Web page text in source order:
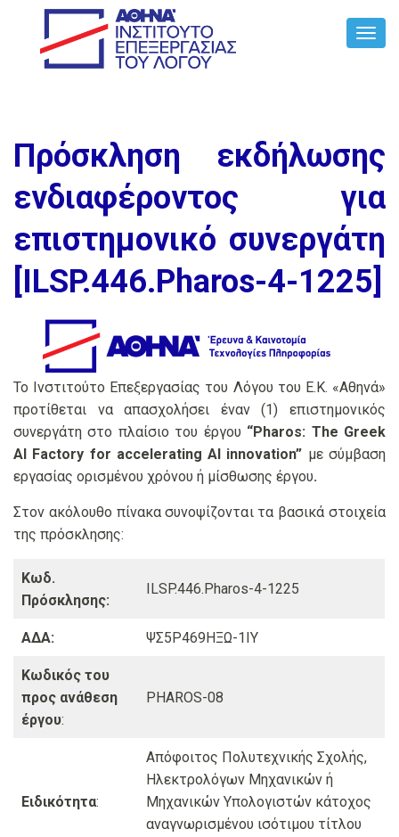
Πρόσκληση εκδήλωσης
ενδιαφέροντος για
επιστημονικό συνεργάτη
[ILSP.446.Pharos-4-1225]
Το Ινστιτούτο Επεξεργασίας του Λόγου του Ε.Κ. «Αθηνά»
προτίθεται να απασχολήσει έναν (1) επιστημονικός
συνεργάτη στο πλαίσιο του έργου “Pharos: The Greek
AI Factory for accelerating AI innovation” με σύμβαση
εργασίας ορισμένου χρόνου ή μίσθωσης έργου.
Στον ακόλουθο πίνακα συνοψίζονται τα βασικά στοιχεία
της πρόσκλησης:
Κωδ.
Πρόσκλησης:
ILSP.446.Pharos-4-1225
ΑΔΑ: ΨΣ5Ρ469ΗΞΩ-1ΙΥ
Κωδικός του
προς ανάθεση
έργου:
PHAROS-08
Ειδικότητα:
Απόφοιτος Πολυτεχνικής Σχολής,
Ηλεκτρολόγων Μηχανικών ή
Μηχανικών Υπολογιστών κάτοχος
αναγνωρισμένου ισότιμου τίτλου